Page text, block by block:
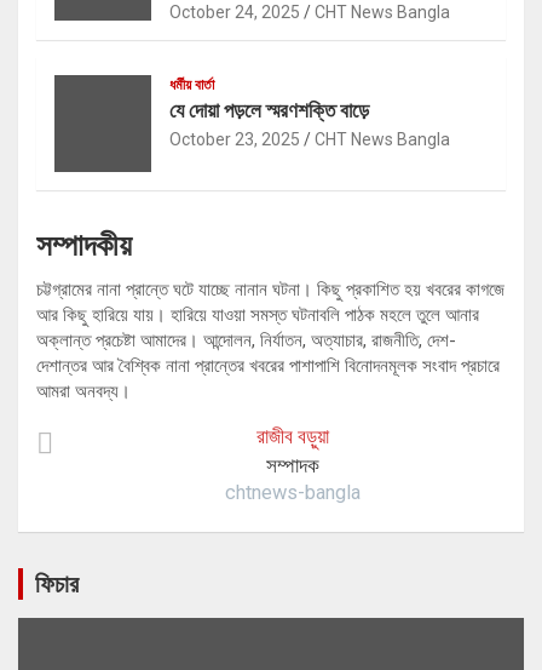
October 24, 2025 CHT News Bangla
ধর্মীয় বার্তা
যে দোয়া পড়লে স্মরণশক্তি বাড়ে
October 23, 2025 CHT News Bangla
সম্পাদকীয়
চট্টগ্রামের নানা প্রান্তে ঘটে যাচ্ছে নানান ঘটনা। কিছু প্রকাশিত হয় খবরের কাগজে
আর কিছু হারিয়ে যায়। হারিয়ে যাওয়া সমস্ত ঘটনাবলি পাঠক মহলে তুলে আনার
অক্লান্ত প্রচেষ্টা আমাদের। আন্দোলন, নির্যাতন, অত্যাচার, রাজনীতি, দেশ-
দেশান্তর আর বৈশ্বিক নানা প্রান্তের খবরের পাশাপাশি বিনোদনমূলক সংবাদ প্রচারে
আমরা অনবদ্য।
রাজীব বড়ুয়া
সম্পাদক
chtnews-bangla
ফিচার